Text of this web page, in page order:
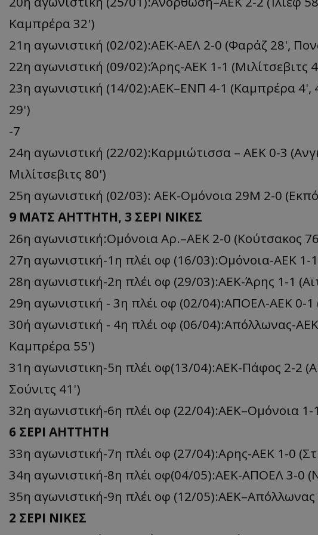
Καμπρέρα 32')
21η αγωνιστική (02/02):ΑΕΚ-ΑΕΛ 2-0 (Φαράζ 28',
22η αγωνιστική (09/02):Άρης-ΑΕΚ 1-1 (Μιλίτσεβιτς
23η αγωνιστική (14/02):ΑΕΚ–ΕΝΠ 4-1 (Καμπρέρα 4',
29')
-7
24η αγωνιστική (22/02):Καρμιώτισσα – ΑΕΚ 0-3
Mιλίτσεβιτς 80')
25η αγωνιστική (02/03): ΑΕΚ-Ομόνοια 29Μ 2-0
9 MATΣ ΑΗΤΤΗΤΗ, 3 ΣΕΡΙ ΝΙΚΕΣ
26η αγωνιστική:Ομόνοια Αρ.–ΑΕΚ 2-0 (Κούτσακος
27η αγωνιστική-1η πλέι οφ (16/03):Ομόνοια-ΑΕΚ 1-
28η αγωνιστική-2η πλέι οφ (29/03):ΑΕΚ-Άρης 1-1
29η αγωνιστική - 3η πλέι οφ (02/04):ΑΠΟΕΛ-ΑΕΚ 0-1
30ή αγωνιστική - 4η πλέι οφ (06/04):Απόλλωνας-
Καμπρέρα 55')
31η αγωνιστικη-5η πλέι οφ(13/04):ΑΕΚ-Πάφος 2-2
Σούνιτς 41')
32η αγωνιστική-6η πλέι οφ (22/04):ΑΕΚ–Ομόνοια
6 ΣΕΡΙ ΑΗΤΤΗΤΗ
33η αγωνιστική-7η πλέι οφ (27/04):Αρης-ΑΕΚ 1-0
34η αγωνιστική-8η πλέι οφ(04/05):ΑΕΚ-ΑΠΟΕΛ 3-0
35η αγωνιστική-9η πλέι οφ (12/05):ΑΕΚ–Απόλλωνας
2 ΣΕΡΙ ΝΙΚΕΣ